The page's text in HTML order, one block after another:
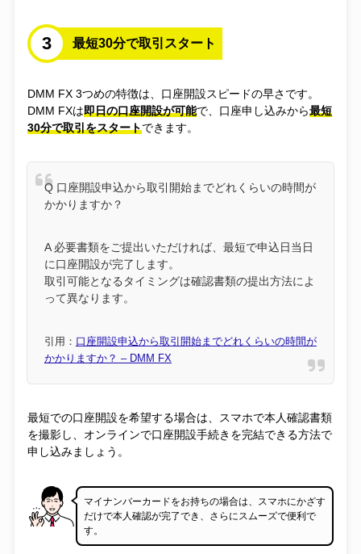
3 最短30分で取引スタート
DMM FX 3つめの特徴は、口座開設スピードの早さです。
DMM FXは即日の口座開設が可能で、口座申し込みから最短
30分で取引をスタートできます。
Q 口座開設申込から取引開始までどれくらいの時間が
かかりますか？
A 必要書類をご提出いただければ、最短で申込日当日
に口座開設が完了します。
取引可能となるタイミングは確認書類の提出方法によ
って異なります。
引用： 口座開設申込から取引開始までどれくらいの時間が
かかりますか？ – DMM FX
最短での口座開設を希望する場合は、スマホで本人確認書類
を撮影し、オンラインで口座開設手続きを完結できる方法で
申し込みましょう。
マイナンバーカードをお持ちの場合は、スマホにかざす
だけで本人確認が完了でき、さらにスムーズで便利で
す。
Wi-Fi
光回線
独自調査
保険
カードローン
電力
クレジットカード
格安SIM